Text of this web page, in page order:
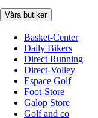
Våra butiker
Basket-Center
Daily Bikers
Direct Running
Direct-Volley
Espace Golf
Foot-Store
Galop Store
Golf and co